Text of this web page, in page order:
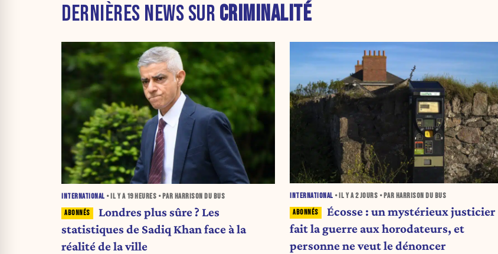
DERNIÈRES NEWS SUR CRIMINALITÉ
INTERNATIONAL • IL Y A 19 HEURES • PAR HARRISON DU BUS
Londres plus sûre ? Les
statistiques de Sadiq Khan face à la
réalité de la ville
INTERNATIONAL • IL Y A2 JOURS • PAR HARRISON DU BUS
Écosse : un mystérieux justicier
fait la guerre aux horodateurs, et
personne ne veut le dénoncer